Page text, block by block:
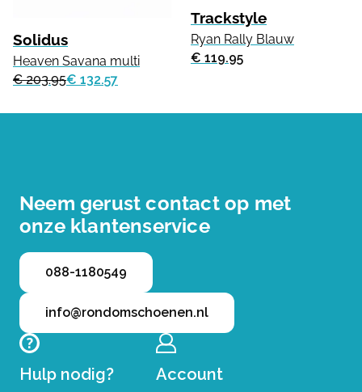
Solidus
Heaven Savana multi
€ 203.95€ 132.57
Trackstyle
Ryan Rally Blauw
€ 119.95
Neem gerust contact op met
onze klantenservice
088-1180549
info@rondomschoenen.nl
Hulp nodig? Account